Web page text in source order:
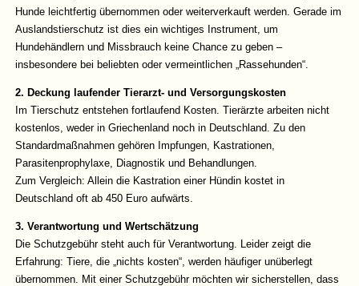
Hunde leichtfertig übernommen oder weiterverkauft werden. Gerade im
Auslandstierschutz ist dies ein wichtiges Instrument, um
Hundehändlern und Missbrauch keine Chance zu geben –
insbesondere bei beliebten oder vermeintlichen „Rassehunden“.
2. Deckung laufender Tierarzt- und Versorgungskosten
Im Tierschutz entstehen fortlaufend Kosten. Tierärzte arbeiten nicht
kostenlos, weder in Griechenland noch in Deutschland. Zu den
Standardmaßnahmen gehören Impfungen, Kastrationen,
Parasitenprophylaxe, Diagnostik und Behandlungen.
Zum Vergleich: Allein die Kastration einer Hündin kostet in
Deutschland oft ab 450 Euro aufwärts.
3. Verantwortung und Wertschätzung
Die Schutzgebühr steht auch für Verantwortung. Leider zeigt die
Erfahrung: Tiere, die „nichts kosten“, werden häufiger unüberlegt
übernommen. Mit einer Schutzgebühr möchten wir sicherstellen, dass